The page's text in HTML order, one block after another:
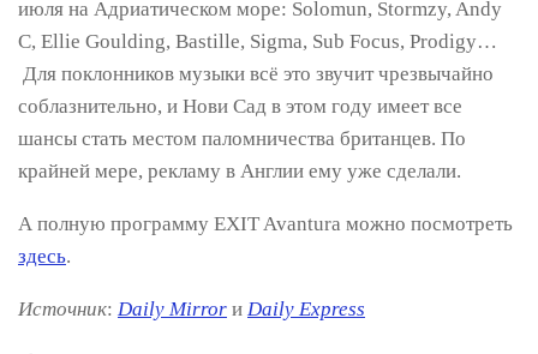
июля на Адриатическом море: Solomun, Stormzy, Andy
C, Ellie Goulding, Bastille, Sigma, Sub Focus, Prodigy…
Для поклонников музыки всё это звучит чрезвычайно
соблазнительно, и Нови Сад в этом году имеет все
шансы стать местом паломничества британцев. По
крайней мере, рекламу в Англии ему уже сделали.
А полную программу EXIT Avantura можно посмотреть
здесь.
Источник: Daily Mirror и Daily Express